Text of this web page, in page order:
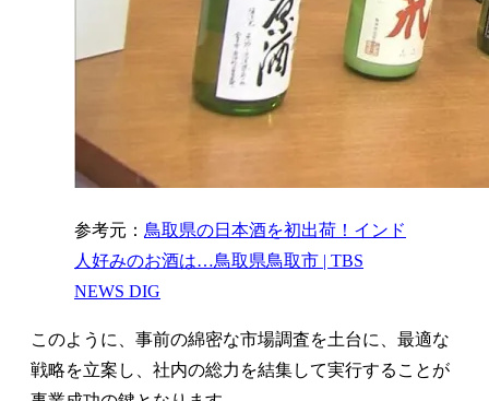
参考元： 鳥取県の日本酒を初出荷！インド
人好みのお酒は…鳥取県鳥取市 | TBS
NEWS DIG
このように、事前の綿密な市場調査を土台に、最適な
戦略を立案し、社内の総力を結集して実行することが